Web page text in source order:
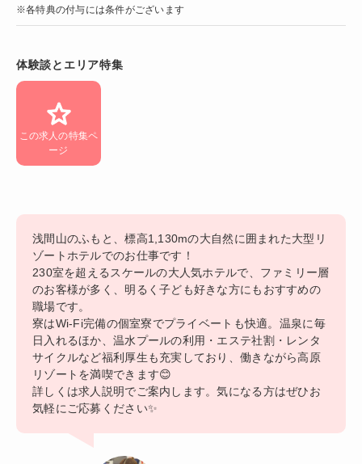
※各特典の付与には条件がございます
体験談とエリア特集
この求人の特集ペ
ージ
浅間山のふもと、標高1,130mの大自然に囲まれた大型リ
ゾートホテルでのお仕事です！
230室を超えるスケールの大人気ホテルで、ファミリー層
のお客様が多く、明るく子ども好きな方にもおすすめの
職場です。
寮はWi-Fi完備の個室寮でプライベートも快適。温泉に毎
日入れるほか、温水プールの利用・エステ社割・レンタ
サイクルなど福利厚生も充実しており、働きながら高原
リゾートを満喫できます😊
詳しくは求人説明でご案内します。気になる方はぜひお
気軽にご応募ください✨